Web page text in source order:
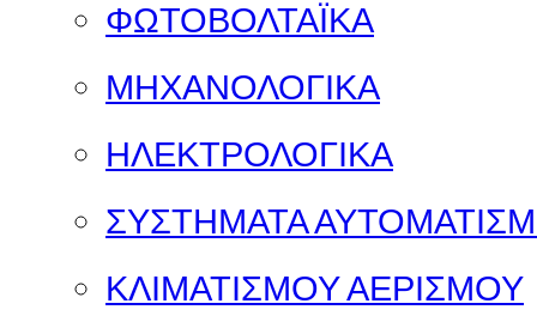
ΦΩΤΟΒΟΛΤΑΪΚΑ
ΜΗΧΑΝΟΛΟΓΙΚΑ
ΗΛΕΚΤΡΟΛΟΓΙΚΑ
ΣΥΣΤΗΜΑΤΑ
ΚΛΙΜΑΤΙΣΜΟΥ ΑΕΡΙΣΜΟΥ